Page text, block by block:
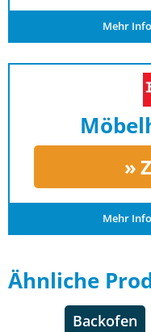
Mehr
Mehr
Ähnliche
Backofen